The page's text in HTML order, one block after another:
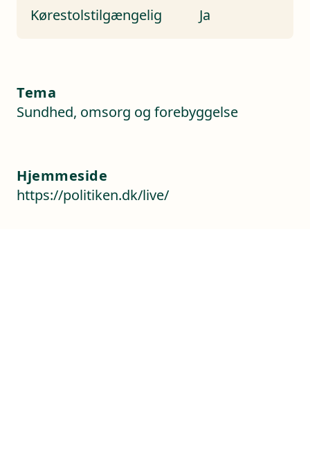
Kørestolstilgængelig
Ja
Tema
Sundhed, omsorg og forebyggelse
Hjemmeside
https://politiken.dk/live/